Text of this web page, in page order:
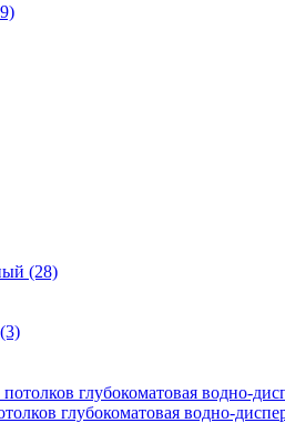
(28)
глубокоматовая водно-